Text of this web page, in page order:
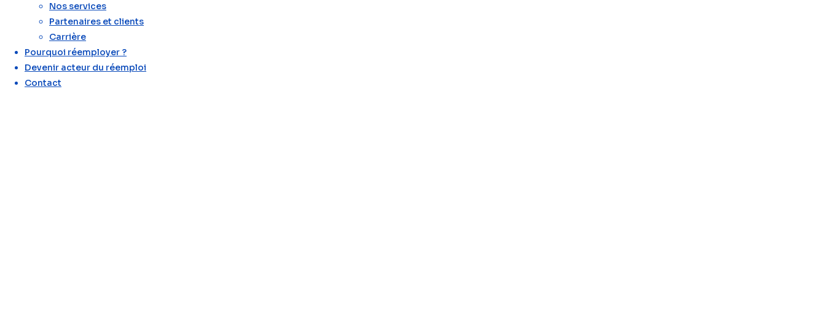
Nos services
Partenaires et clients
Carrière
Pourquoi réemployer ?
Devenir acteur du réemploi
Contact